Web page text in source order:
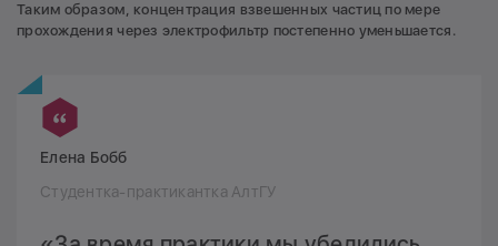
Таким образом, концентрация взвешенных частиц по мере
прохождения через электрофильтр постепенно уменьшается.
Елена Бобб
Студентка-практикантка АлтГУ